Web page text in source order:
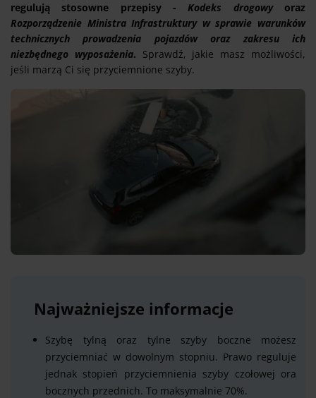
regulują stosowne przepisy -Kodeks drogowy oraz
Rozporządzenie Ministra Infrastruktury w sprawie warunków
technicznych prowadzenia pojazdów oraz zakresu ich
niezbędnego wyposażenia. Sprawdź, jakie masz możliwości,
jeśli marzą Ci się przyciemnione szyby.
Najważniejsze informacje
Szybę tylną oraz tylne szyby boczne możesz
przyciemniać w dowolnym stopniu. Prawo reguluje
jednak stopień przyciemnienia szyby czołowej ora
bocznych przednich. To maksymalnie 70%.